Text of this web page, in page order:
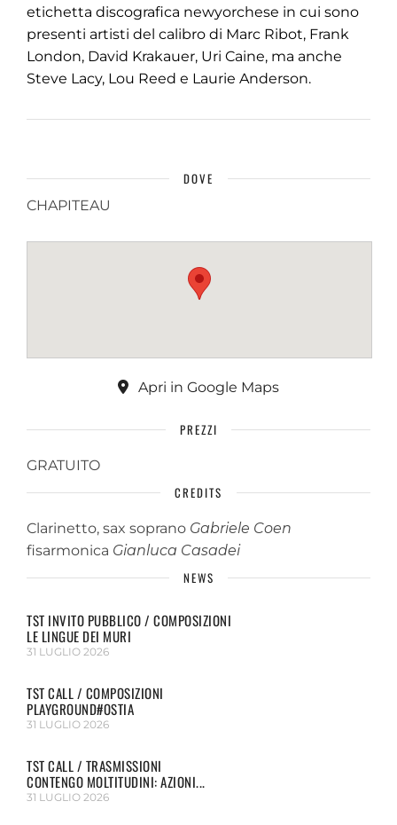
etichetta discografica newyorchese in cui sono
presenti artisti del calibro di Marc Ribot, Frank
London, David Krakauer, Uri Caine, ma anche
Steve Lacy, Lou Reed e Laurie Anderson.
DOVE
CHAPITEAU
Apri in Google Maps
PREZZI
GRATUITO
CREDITS
Clarinetto, sax soprano Gabriele Coen
fisarmonica Gianluca Casadei
NEWS
TST INVITO PUBBLICO / COMPOSIZIONI
LE LINGUE DEI MURI
31 LUGLIO 2026
TST CALL / COMPOSIZIONI
PLAYGROUND#OSTIA
31 LUGLIO 2026
TST CALL / TRASMISSIONI
CONTENGO MOLTITUDINI: AZIONI...
31 LUGLIO 2026